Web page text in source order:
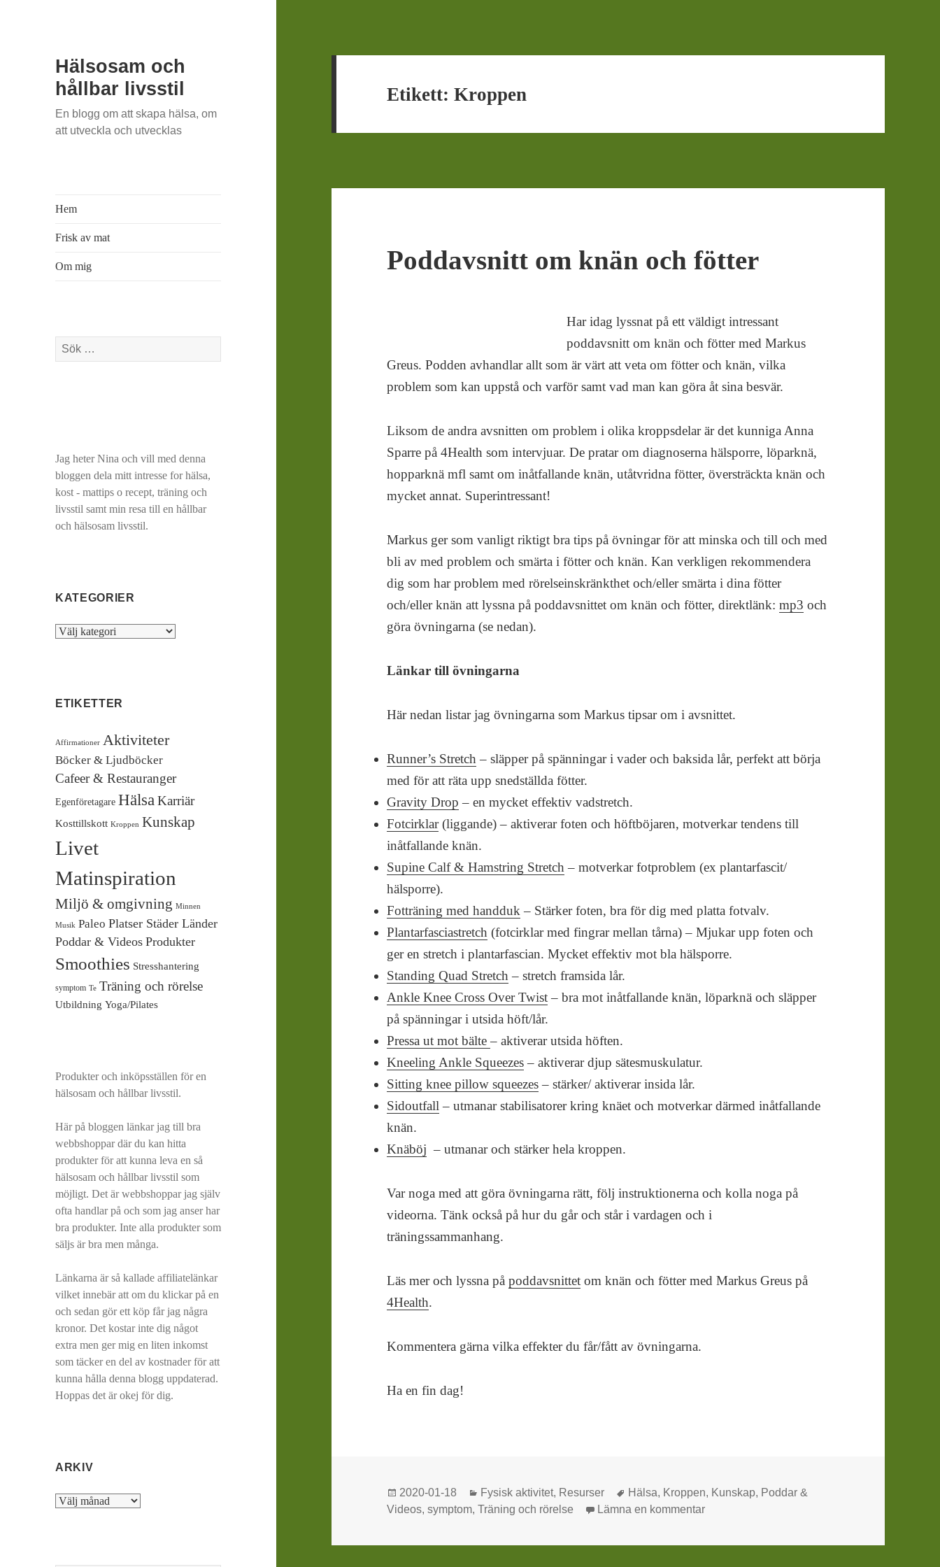
Hälsosam och
hållbar livsstil
En blogg om att skapa hälsa, om
att utveckla och utvecklas
Hem
Frisk av mat
Om mig
Sök
efter:
Jag heter Nina och vill med denna
bloggen dela mitt intresse for hälsa,
kost - mattips o recept, träning och
livsstil samt min resa till en hållbar
och hälsosam livsstil.
KATEGORIER
Kategorier
ETIKETTER
Affirmationer Aktiviteter
Böcker & Ljudböcker
Cafeer & Restauranger
Egenföretagare HälsaKarriär
Kosttillskott Kroppen Kunskap
Livet
Matinspiration
Miljö & omgivning Minnen
Musik Paleo Platser Städer Länder
Poddar & Videos Produkter
Smoothies Stresshantering
symptom Te Träning och rörelse
Utbildning Yoga/Pilates
Produkter och inköpsställen för en
hälsosam och hållbar livsstil.
Här på bloggen länkar jag till bra
webbshoppar där du kan hitta
produkter för att kunna leva en så
hälsosam och hållbar livsstil som
möjligt. Det är webbshoppar jag själv
ofta handlar på och som jag anser har
bra produkter. Inte alla produkter som
säljs är bra men många.
Länkarna är så kallade affiliatelänkar
vilket innebär att om du klickar på en
och sedan gör ett köp får jag några
kronor. Det kostar inte dig något
extra men ger mig en liten inkomst
som täcker en del av kostnader för att
kunna hålla denna blogg uppdaterad.
Hoppas det är okej för dig.
ARKIV
Arkiv
Etikett:Kroppen
Poddavsnitt om knän och fötter
Har idag lyssnat på ett väldigt intressant
poddavsnitt om knän och fötter med Markus
Greus. Podden avhandlar allt som är värt att veta om fötter och knän, vilka
problem som kan uppstå och varför samt vad man kan göra åt sina besvär.
Liksom de andra avsnitten om problem i olika kroppsdelar är det kunniga Anna
Sparre på 4Health som intervjuar. De pratar om diagnoserna hälsporre, löparknä,
hopparknä mfl samt om inåtfallande knän, utåtvridna fötter, översträckta knän och
mycket annat. Superintressant!
Markus ger som vanligt riktigt bra tips på övningar för att minska och till och med
bli av med problem och smärta i fötter och knän. Kan verkligen rekommendera
dig som har problem med rörelseinskränkthet och/eller smärta i dina fötter
och/eller knän att lyssna på poddavsnittet om knän och fötter, direktlänk:mp3 och
göra övningarna (se nedan).
Länkar till övningarna
Här nedan listar jag övningarna som Markus tipsar om i avsnittet.
Runner’s Stretch – släpper på spänningar i vader och baksida lår, perfekt att börja
med för att räta upp snedställda fötter.
Gravity Drop – en mycket effektiv vadstretch.
Fotcirklar(liggande) – aktiverar foten och höftböjaren, motverkar tendens till
inåtfallande knän.
Supine Calf & Hamstring Stretch – motverkar fotproblem (ex plantarfascit/
hälsporre).
Fotträning med handduk – Stärker foten, bra för dig med platta fotvalv.
Plantarfasciastretch (fotcirklar med fingrar mellan tårna) – Mjukar upp foten och
ger en stretch i plantarfascian. Mycket effektiv mot bla hälsporre.
Standing Quad Stretch – stretch framsida lår.
Ankle Knee Cross Over Twist– bra mot inåtfallande knän, löparknä och släpper
på spänningar i utsida höft/lår.
Pressa ut mot bälte– aktiverar utsida höften.
Kneeling Ankle Squeezes– aktiverar djup sätesmuskulatur.
Sitting knee pillow squeezes– stärker/ aktiverar insida lår.
Sidoutfall – utmanar stabilisatorer kring knäet och motverkar därmed inåtfallande
knän.
Knäböj – utmanar och stärker hela kroppen.
Var noga med att göra övningarna rätt, följ instruktionerna och kolla noga på
videorna. Tänk också på hur du går och står i vardagen och i
träningssammanhang.
Läs mer och lyssna påpoddavsnittet om knän och fötter med Markus Greus på
4Health.
Kommentera gärna vilka effekter du får/fått av övningarna.
Ha en fin dag!
Postat
2020-01-18 Kategorier
Fysisk aktivitet, Resurser Taggar
Hälsa, Kroppen, Kunskap, Poddar &
Videos,symptom,Träning och rörelse Lämna en kommentartill Poddavsnitt om knän och fötter